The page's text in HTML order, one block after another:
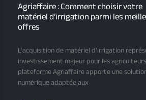
Agriaffaire : Comment choisir votre
matériel d’irrigation parmi les
offres
L'acquisition de matériel d'irrigation
investissement majeur pour les
plateforme Agriaffaire apporte une
numérique adaptée aux